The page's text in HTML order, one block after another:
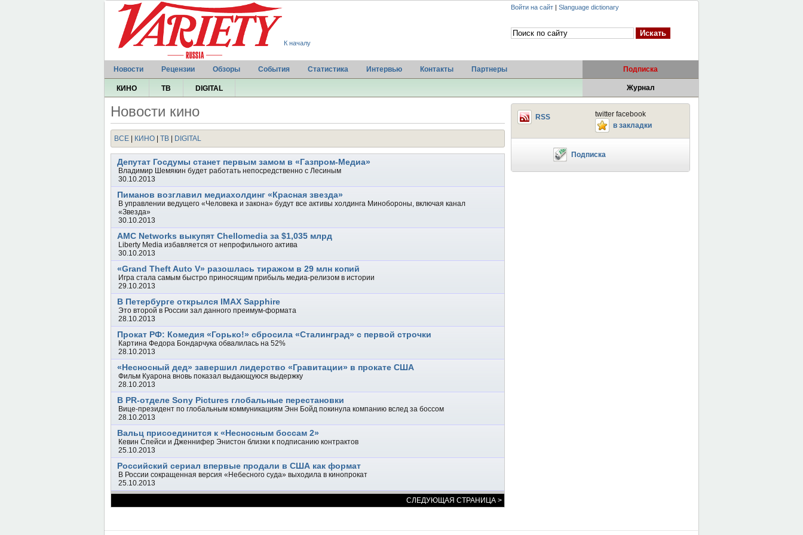
К началу
Войти на сайт | Slanguage dictionary
Новости Рецензии Обзоры События Статистика Интервью Контакты Партнеры Подписка
КИНО ТВ DIGITAL Журнал
Новости кино
ВСЕ КИНО ТВ DIGITAL
Депутат Госдумы станет первым замом в «Газпром-Медиа»
Владимир Шемякин будет работать непосредственно с Лесиным
30.10.2013
Пиманов возглавил медиахолдинг «Красная звезда»
В управлении ведущего «Человека и закона» будут все активы холдинга Минобороны, включая канал
«Звезда»
30.10.2013
AMC Networks выкупят Chellomedia за $1,035 млрд
Liberty Media избавляется от непрофильного актива
30.10.2013
«Grand Theft Auto V» разошлась тиражом в 29 млн копий
Игра стала самым быстро приносящим прибыль медиа-релизом в истории
29.10.2013
В Петербурге открылся IMAX Sapphire
Это второй в России зал данного преимум-формата
28.10.2013
Прокат РФ: Комедия «Горько!» сбросила «Сталинград» с первой строчки
Картина Федора Бондарчука обвалилась на 52%
28.10.2013
«Несносный дед» завершил лидерство «Гравитации» в прокате США
Фильм Куарона вновь показал выдающуюся выдержку
28.10.2013
В PR-отделе Sony Pictures глобальные перестановки
Вице-президент по глобальным коммуникациям Энн Бойд покинула компанию вслед за боссом
28.10.2013
Вальц присоединится к «Несносным боссам 2»
Кевин Спейси и Дженнифер Энистон близки к подписанию контрактов
25.10.2013
Российский сериал впервые продали в США как формат
В России сокращенная версия «Небесного суда» выходила в кинопрокат
25.10.2013
СЛЕДУЮЩАЯ СТРАНИЦА >
twitter facebook
RSS
в закладки
Подписка